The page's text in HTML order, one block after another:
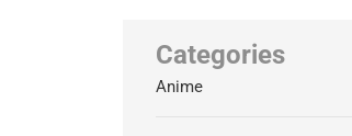
Categories
Anime